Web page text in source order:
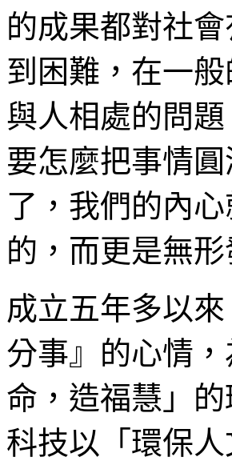
的成果都對社
到困難，在一
與人相處的問
要怎麼把事情
了，我們的內
的，而更是無
成立五年多以
分事』的心情
命，造福慧」
科技以「環保